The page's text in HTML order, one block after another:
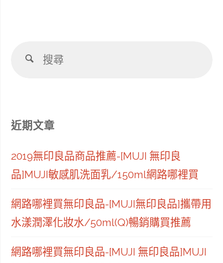
搜
近期文章
2019無印良品商品推薦-[MUJI 無印良
品]MUJI敏感肌洗面乳/150ml網路哪裡買
網路哪裡買無印良品-[MUJI無印良品]攜帶用
水漾潤澤化妝水/50ml(Q)暢銷購買推薦
網路哪裡買無印良品-[MUJI 無印良品]MUJI